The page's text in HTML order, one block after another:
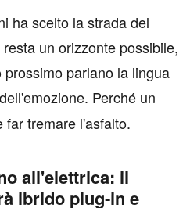
ha scelto la strada del
un orizzonte possibile,
parlano la lingua
Perché un
far tremare l'asfalto.
all'elettrica: il
ibrido plug‑in e